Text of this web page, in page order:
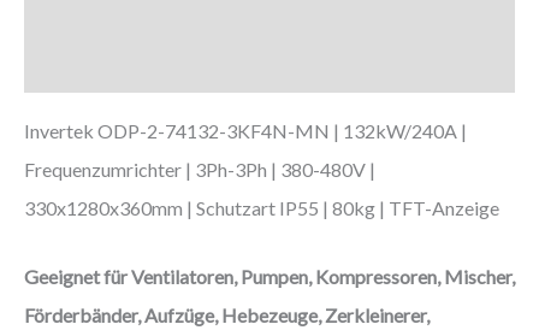
Invertek ODP-2-74132-3KF4N-MN | 132kW/240A |
Frequenzumrichter | 3Ph-3Ph | 380-480V |
330x1280x360mm | Schutzart IP55 | 80kg | TFT-Anzeige
Geeignet für Ventilatoren, Pumpen, Kompressoren, Mischer,
Förderbänder, Aufzüge, Hebezeuge, Zerkleinerer,